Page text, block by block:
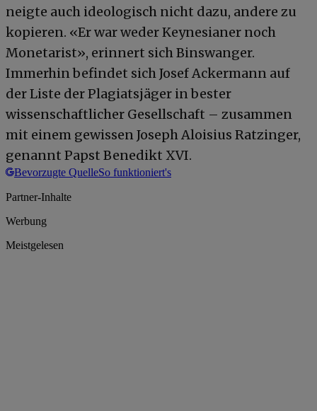
neigte auch ideologisch nicht dazu, andere zu
kopieren. «Er war weder Keynesianer noch
Monetarist», erinnert sich Binswanger.
Immerhin befindet sich Josef Ackermann auf
der Liste der Plagiatsjäger in bester
wissenschaftlicher Gesellschaft – zusammen
mit einem gewissen Joseph Aloisius Ratzinger,
genannt Papst Benedikt XVI.
Bevorzugte QuelleSo funktioniert's
Partner-Inhalte
Werbung
Meistgelesen